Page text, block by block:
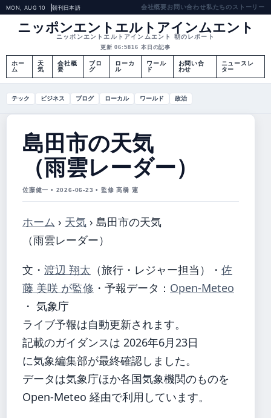
MON, AUG 10 朝刊日本語 会社概要お問い合わせ私たちのストーリー
ニッポンエントエルトアインムエント
ニッポンエントエルトアインムエント 朝のレポート
更新 06:5816 本日の記事
ホー
ム
天
気
会社概
要
ブロ
グ
ローカ
ル
ワール
ド
お問い合
わせ
ニュースレ
ター
テック ビジネス ブログ ローカル ワールド 政治
島田市の天気
（雨雲レーダー）
佐藤健一 • 2026-06-23 • 監修 高橋 蓮
ホーム › 天気 › 島田市の天気
（雨雲レーダー）
文・ 渡辺 翔太 （旅行・レジャー担当） ・ 佐
藤 美咲 が監修 ・ 予報データ： Open-Meteo
・ 気象庁
ライブ予報は自動更新されます。
記載のガイダンスは 2026年6月23日
に気象編集部が最終確認しました。
データは気象庁ほか各国気象機関のものを
Open-Meteo 経由で利用しています。